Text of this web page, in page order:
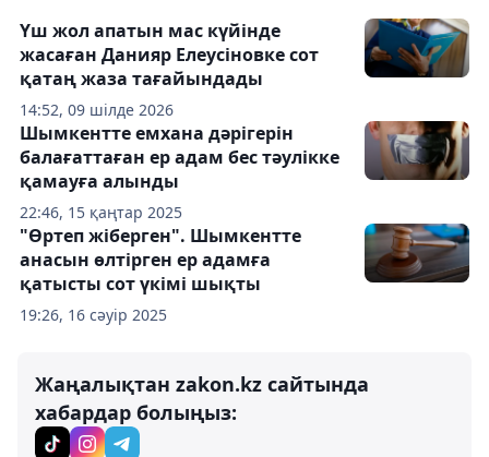
14:52, 09 шілде 2026
Үш жол апатын мас күйінде
жасаған Данияр Елеусіновке сот
қатаң жаза тағайындады
22:46, 15 қаңтар 2025
Шымкентте емхана дәрігерін
балағаттаған ер адам бес тәулікке
қамауға алынды
19:26, 16 сәуір 2025
"Өртеп жіберген". Шымкентте
анасын өлтірген ер адамға
қатысты сот үкімі шықты
Жаңалықтан zakon.kz сайтында
хабардар болыңыз: